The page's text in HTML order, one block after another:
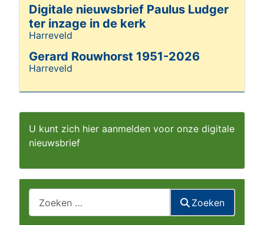
U kunt zich hier aanmelden voor onze digitale
nieuwsbrief
Zoeken
Digitale nieuwsbrief Paulus Ludger
ter inzage in de kerk
Details
Harreveld
Gerard Rouwhorst 1951-2026
Details
Harreveld